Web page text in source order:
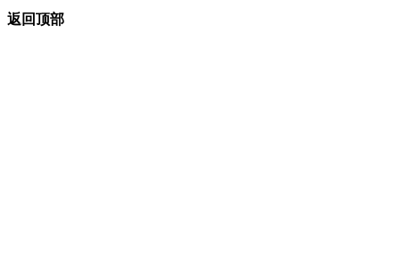
返回顶部